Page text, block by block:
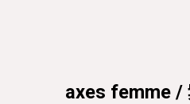
axes femme /